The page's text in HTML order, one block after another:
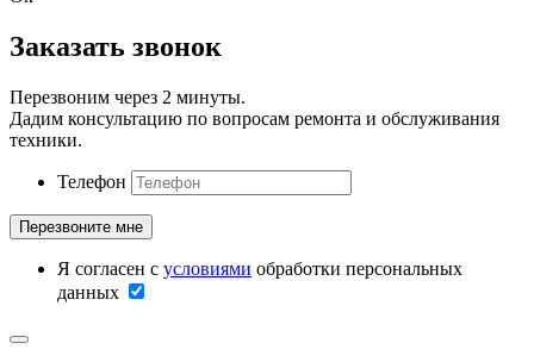
Заказать звонок
Перезвоним через 2 минуты.
Дадим консультацию по вопросам ремонта и обслуживания
техники.
Телефон
Я согласен с условиями обработки персональных
данных